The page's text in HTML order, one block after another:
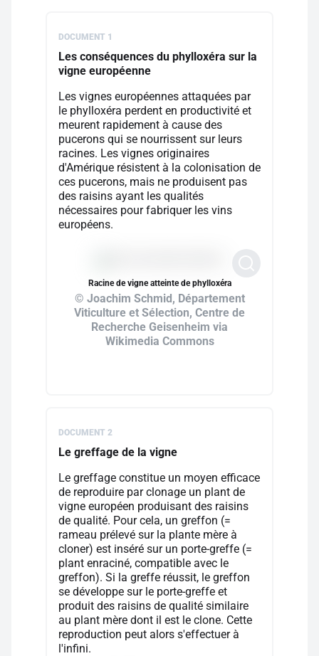
DOCUMENT 1
Les conséquences du phylloxéra sur la
vigne européenne
Les vignes européennes attaquées par
le phylloxéra perdent en productivité et
meurent rapidement à cause des
pucerons qui se nourrissent sur leurs
racines. Les vignes originaires
d'Amérique résistent à la colonisation de
ces pucerons, mais ne produisent pas
des raisins ayant les qualités
nécessaires pour fabriquer les vins
européens.
Racine de vigne atteinte de phylloxéra
© Joachim Schmid, Département
Viticulture et Sélection, Centre de
Recherche Geisenheim via
Wikimedia Commons
DOCUMENT 2
Le greffage de la vigne
Le greffage constitue un moyen efficace
de reproduire par clonage un plant de
vigne européen produisant des raisins
de qualité. Pour cela, un greffon (=
rameau prélevé sur la plante mère à
cloner) est inséré sur un porte-greffe (=
plant enraciné, compatible avec le
greffon). Si la greffe réussit, le greffon
se développe sur le porte-greffe et
produit des raisins de qualité similaire
au plant mère dont il est le clone. Cette
reproduction peut alors s'effectuer à
l'infini.